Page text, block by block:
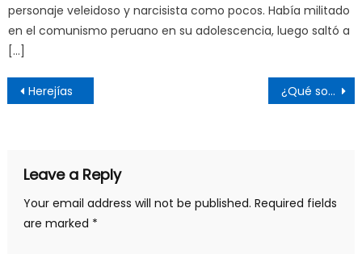
personaje veleidoso y narcisista como pocos. Había militado
en el comunismo peruano en su adolescencia, luego saltó a
[…]
Post
navigation
Herejías ¿Qué son las “redes libres”?
Leave a Reply
Your email address will not be published. Required fields
are marked *